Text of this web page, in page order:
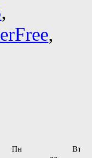
,
,
Пн
Вт